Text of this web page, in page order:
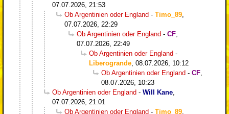
07.07.2026, 21:53
Ob Argentinien oder England - Timo_89
07.07.2026, 22:29
Ob Argentinien oder England - CF
07.07.2026, 22:49
Ob Argentinien oder England -
Liberogrande 08.07.2026, 10:12
Ob Argentinien oder England - CF
08.07.2026, 10:23
Ob Argentinien oder England - Will Kane
07.07.2026, 21:01
Ob Argentinien oder England - Timo_89